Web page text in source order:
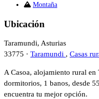
Montaña
Ubicación
Taramundi, Asturias
33775 · Taramundi , Casas
A Casoa, alojamiento rural en
dormitorios, 1 banos, desde
encuentra tu mejor opción.